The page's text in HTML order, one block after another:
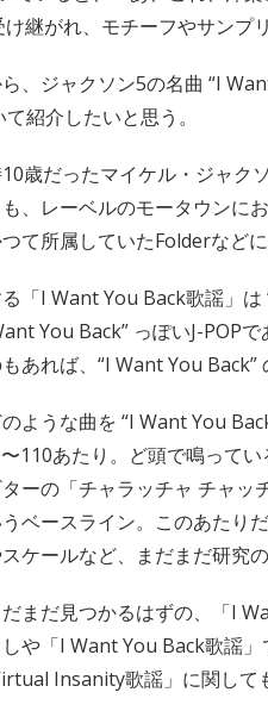
継がれ、モチーフやサンプ
、ジャクソン5の名曲 “I
紹介したいと思う。
歳だったマイケル・ジャク
、レーベルのモータウンに
て所属していたFolderなど
「I Want You Back歌謡」
You Back” っぽいJ-POP
あれば、“I Want You Back”
ような曲を “I Want You
110あたり。ど頭で鳴って
ーの「チャラッチャ チャ
ベースライン。このあたり
ケールなど、まだまだ研究
まだ見つかるはずの、「I
や「I Want You Back歌謡
Insanity歌謡」に関して